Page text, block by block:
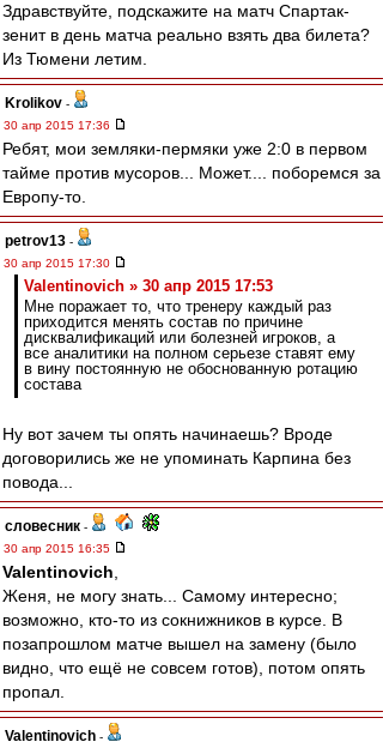
Здравствуйте, подскажите на матч Спартак-
зенит в день матча реально взять два билета?
Из Тюмени летим.
Krolikov -
30 апр 2015 17:36
Ребят, мои земляки-пермяки уже 2:0 в первом
тайме против мусоров... Может.... поборемся за
Европу-то.
petrov13 -
30 апр 2015 17:30
Valentinovich » 30 апр 2015 17:53
Мне поражает то, что тренеру каждый раз
приходится менять состав по причине
дисквалификаций или болезней игроков, а
все аналитики на полном серьезе ставят ему
в вину постоянную не обоснованную ротацию
состава
Ну вот зачем ты опять начинаешь? Вроде
договорились же не упоминать Карпина без
повода...
словесник -
30 апр 2015 16:35
Valentinovich
Женя, не могу знать... Самому интересно;
возможно, кто-то из сокнижников в курсе. В
позапрошлом матче вышел на замену (было
видно, что ещё не совсем готов), потом опять
пропал.
Valentinovich -